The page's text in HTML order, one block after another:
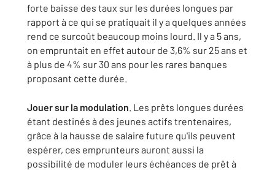
forte baisse des taux sur les durées longues par
rapport à ce qui se pratiquait il y a quelques années
rend ce surcoût beaucoup moins lourd. Il y a 5 ans,
on empruntait en effet autour de 3,6% sur 25 ans et
à plus de 4% sur 30 ans pour les rares banques
proposant cette durée.
Jouer sur la modulation. Les prêts longues durées
étant destinés à des jeunes actifs trentenaires,
grâce à la hausse de salaire future qu'ils peuvent
espérer, ces emprunteurs auront aussi la
possibilité de moduler leurs échéances de prêt à